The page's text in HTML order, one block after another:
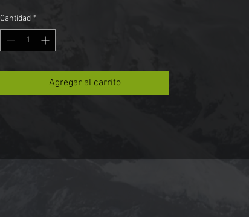
99,99% de bacterias y parásitos,
con piezas y filtros remplazables.
Cantidad *
Agregar al carrito